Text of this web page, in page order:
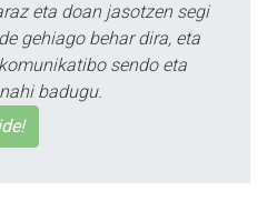
eta doan jasotzen segi
gehiago behar dira, eta
sendo eta
badugu.